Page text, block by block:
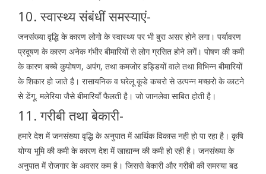
10. स्वास्थ्य संबंधीं समस्याएं-
जनसंख्या वृद्धि के कारण लोगो के स्वास्थ्य पर भी बुरा असर होने लगा। पर्यावरण
प्रदूषण के कारण अनेक गंभीर बीमारियों से लोग ग्रसित होने लगें। पोषण की कमी
के कारण बच्चे कुपोषण, अपंग, तथा कमजोर हड्डियों वाले तथा विभिन्न बीमारियों
के शिकार हो जाते है। रासायनिक व घरेलू कूडे कचरो से उत्पन्न मच्छरो के काटने
से डेंगू, मलेरिया जैसे बीमारियाँ फैलती है। जो जानलेवा साबित होती है।
11. गरीबी तथा बेकारी-
हमारे देश में जनसंख्या वृद्धि के अनुपात में आर्थिक विकास नही हो पा रहा है। कृषि
योग्य भूमि की कमी के कारण देश में खाद्यान्न की कमी हो रही है। जनसंख्या के
अनुपात में रोजगार के अवसर कम है। जिससे बेकारी और गरीबी की समस्या बढ